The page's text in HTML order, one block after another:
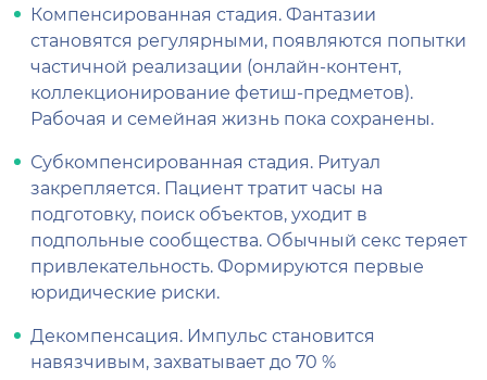
Компенсированная стадия. Фантазии
становятся регулярными, появляются попытки
частичной реализации (онлайн-контент,
коллекционирование фетиш-предметов).
Рабочая и семейная жизнь пока сохранены.
Субкомпенсированная стадия. Ритуал
закрепляется. Пациент тратит часы на
подготовку, поиск объектов, уходит в
подпольные сообщества. Обычный секс теряет
привлекательность. Формируются первые
юридические риски.
Декомпенсация. Импульс становится
навязчивым, захватывает до 70 %